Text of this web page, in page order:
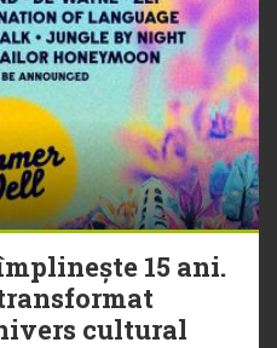
15 ani.
cultural